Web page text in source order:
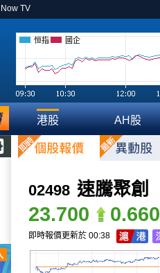
Now TV
恒指 國企
港股 AH股
02498 速騰聚創
23.700 0.660
即時報價更新於 00:38